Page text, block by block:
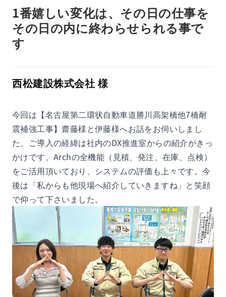
1番嬉しい変化は、その日の仕事を
その日の内に終わらせられる事で
す
西松建設株式会社 様
今回は【名古屋第二環状自動車道勝川高架橋他7橋耐
震補強工事】齋藤様と伊藤様へお話をお伺いしまし
た。ご導入の経緯は社内のDX推進室からの紹介がきっ
かけです。Archの全機能（見積、発注、在庫、点検）
をご活用頂いており、システムの評価も上々です。今
後は「私からも他現場へ紹介していきますね」と笑顔
で仰って下さいました。